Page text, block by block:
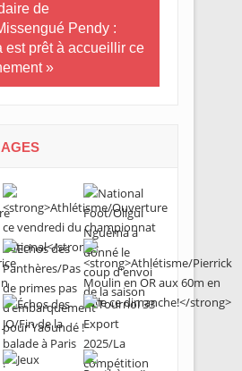
de
Pendy :
est prêt à accueillir ce
»